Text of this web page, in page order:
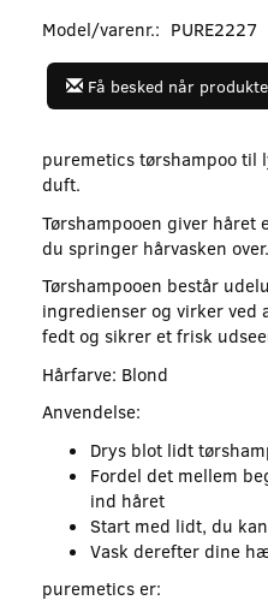
Model/varenr.: PURE2227
Få besked når
puremetics tørshampoo til
duft.
Tørshampooen giver håret
du springer hårvasken over.
Tørshampooen består
ingredienser og virker ved
fedt og sikrer et frisk
Hårfarve: Blond
Anvendelse:
Drys blot lidt
Fordel det mellem
ind håret
Start med lidt, du
Vask derefter dine
puremetics er: